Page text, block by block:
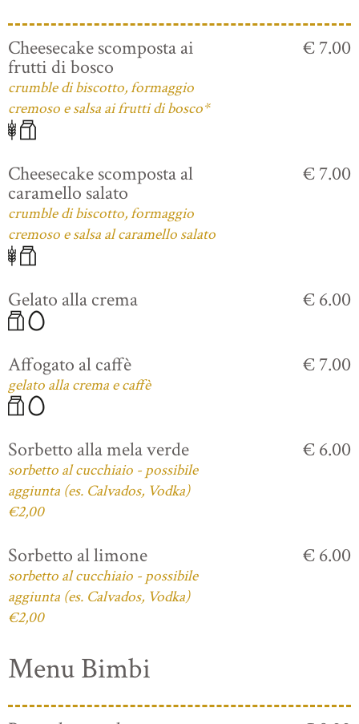
Cheesecake scomposta ai
frutti di bosco
crumble di biscotto, formaggio
cremoso e salsa ai frutti di bosco*
€ 7.00
Cheesecake scomposta al
caramello salato
crumble di biscotto, formaggio
cremoso e salsa al caramello salato
€ 7.00
Gelato alla crema € 6.00
Affogato al caffè
gelato alla crema e caffè
€ 7.00
Sorbetto alla mela verde
sorbetto al cucchiaio - possibile
aggiunta (es. Calvados, Vodka)
€2,00
€ 6.00
Sorbetto al limone
sorbetto al cucchiaio - possibile
aggiunta (es. Calvados, Vodka)
€2,00
€ 6.00
Menu Bimbi